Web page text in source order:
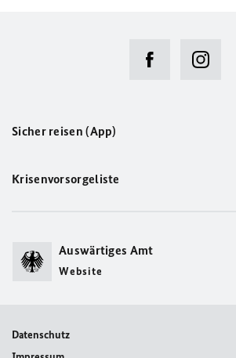
Sicher reisen (App)
Krisenvorsorgeliste
Auswärtiges Amt
Website
Datenschutz